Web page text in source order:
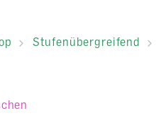
Stufenübergreifend